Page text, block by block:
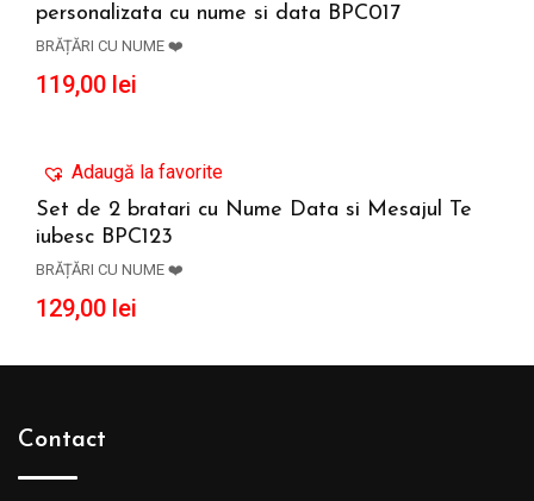
personalizata cu nume si data BPC017
BRĂȚĂRI CU NUME ❤️
119,00 lei
Adaugă la favorite
Set de 2 bratari cu Nume Data si Mesajul Te
iubesc BPC123
BRĂȚĂRI CU NUME ❤️
129,00 lei
Contact